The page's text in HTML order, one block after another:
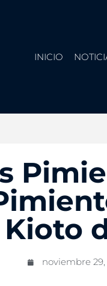
INICIO
noviembre 29,